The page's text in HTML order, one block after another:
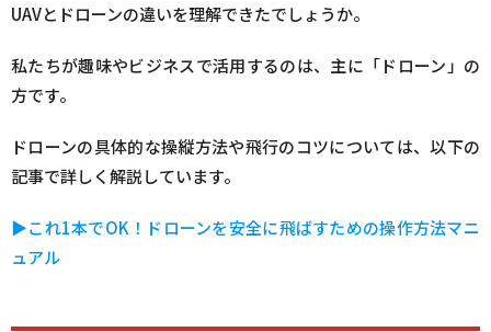
UAVとドローンの違いを理解できたでしょうか。
私たちが趣味やビジネスで活用するのは、主に「ドローン」の
方です。
ドローンの具体的な操縦方法や飛行のコツについては、以下の
記事で詳しく解説しています。
▶︎これ1本でOK！ドローンを安全に飛ばすための操作方法マニ
ュアル